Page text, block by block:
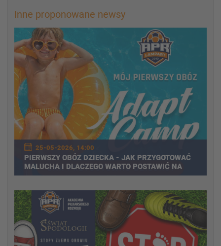
Inne proponowane newsy
25-05-2026, 14:00
PIERWSZY OBÓZ DZIECKA - JAK PRZYGOTOWAĆ
MALUCHA I DLACZEGO WARTO POSTAWIĆ NA
WYJAZD SPORTOWY?